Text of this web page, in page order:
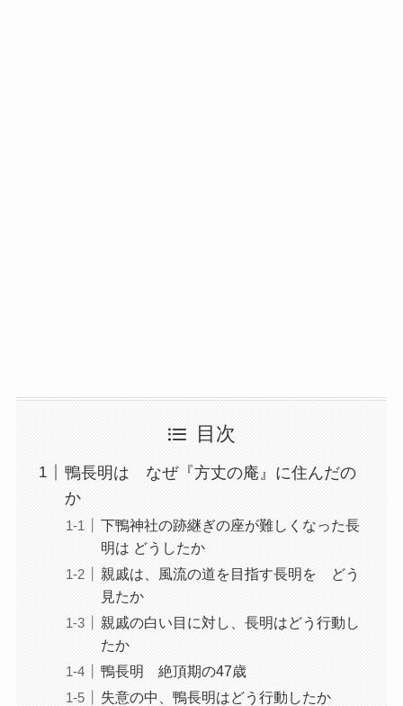
目次
鴨長明は なぜ『方丈の庵』に住んだの
か
下鴨神社の跡継ぎの座が難しくなった長
明は どうしたか
親戚は、風流の道を目指す長明を どう
見たか
親戚の白い目に対し、長明はどう行動し
たか
鴨長明 絶頂期の47歳
失意の中、鴨長明はどう行動したか